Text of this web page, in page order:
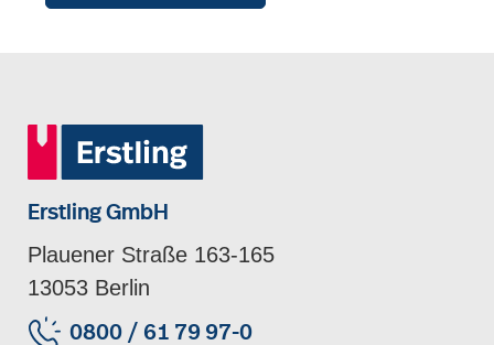
Erstling GmbH
Plauener Straße 163-165
13053 Berlin
0800 / 61 79 97-0